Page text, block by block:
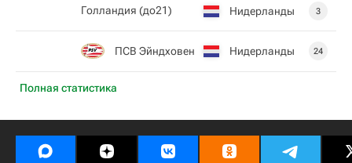
Полная статистика
Голландия (до21) Нидерланды 3
ПСВ Эйндховен Нидерланды 24